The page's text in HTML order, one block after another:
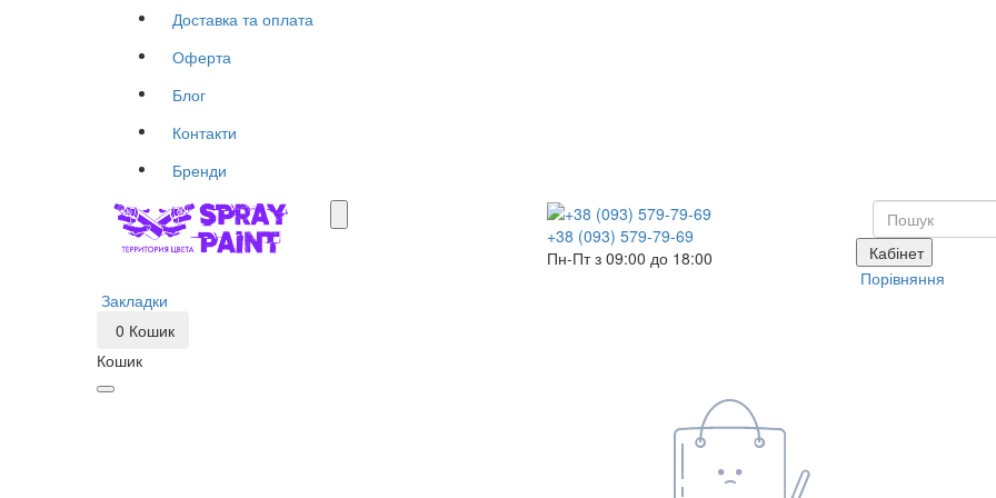
Доставка та оплата
Оферта
Блог
Контакти
Бренди
+38 (093) 579-79-69
Пн-Пт з 09:00 до 18:00
Кабінет
Порівняння
Закладки
0 Кошик
Кошик